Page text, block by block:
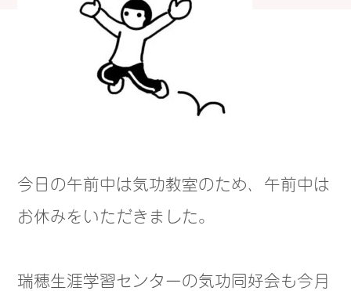
今日の午前中は気功教室のため、午前中は
お休みをいただきました。
瑞穂生涯学習センターの気功同好会も今月